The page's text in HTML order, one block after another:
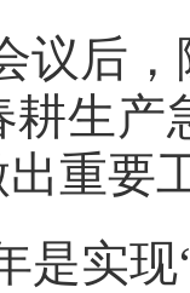
议后
耕生产
重要
是实